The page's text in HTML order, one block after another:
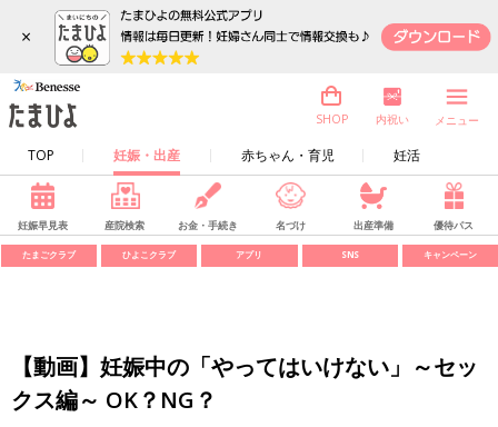
×
TOP 妊娠・出産 赤ちゃん・育児 妊活
SHOP 内祝い メニュー
妊娠早見表 産院検索 お金・手続き 名づけ 出産準備 優待パス
たまごクラブ ひよこクラブ アプリ SNS キャンペーン
【動画】妊娠中の「やってはいけない」～セッ
クス編～ OK？NG？